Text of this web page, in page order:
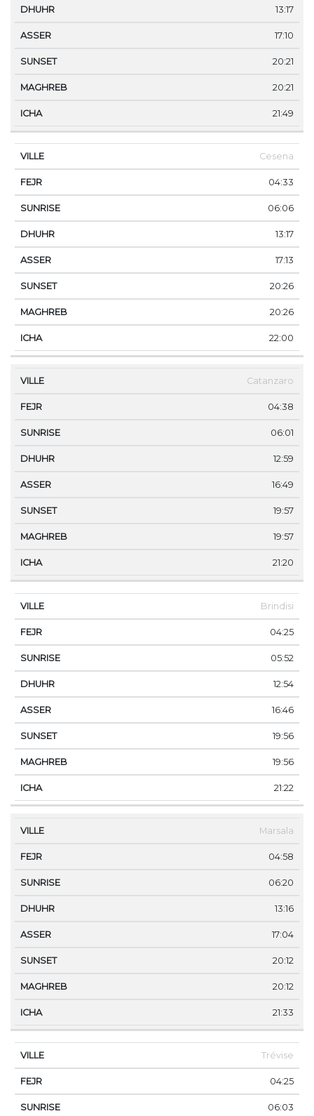
13:17
17:10
20:21
20:21
21:49
Cesena
04:33
06:06
13:17
17:13
20:26
20:26
22:00
Catanzaro
04:38
06:01
12:59
16:49
19:57
19:57
21:20
Brindisi
04:25
05:52
12:54
16:46
19:56
19:56
21:22
Marsala
04:58
06:20
13:16
17:04
20:12
20:12
21:33
Trévise
04:25
06:03